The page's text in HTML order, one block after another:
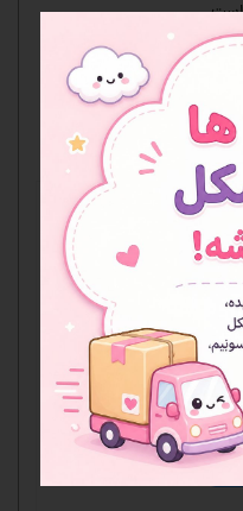
است.
نمیباشد
نشده
می‌دهید